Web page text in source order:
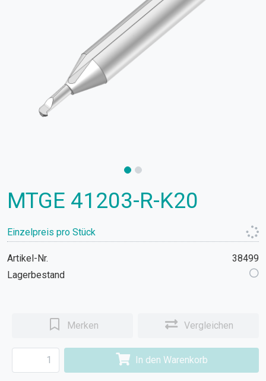
MTGE 41203-R-K20
Einzelpreis pro Stück
Artikel-Nr.
38499
Lagerbestand
Merken Vergleichen
In den Warenkorb